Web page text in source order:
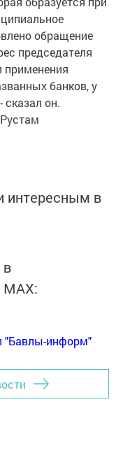
обращение
председателя
применения
банков, у
сказал он.
интересным в
в
MАХ:
"Бавлы-информ"